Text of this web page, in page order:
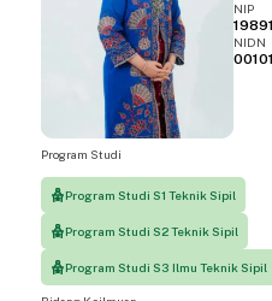
NIP
NIDN
Program Studi
Program Studi S1 Teknik Sipil
Program Studi S2 Teknik Sipil
Program Studi S3 Ilmu Teknik Sipil